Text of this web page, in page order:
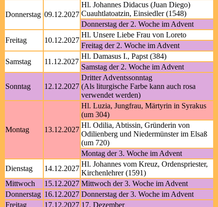
Donnerstag 09.12.2027
Hl. Johannes Didacus (Juan Diego)
Cuauhtlatoatzin, Einsiedler (1548)
Donnerstag der 2. Woche im Advent
Freitag
10.12.2027
Hl. Unsere Liebe Frau von Loreto
Freitag der 2. Woche im Advent
Samstag
11.12.2027
Hl. Damasus I., Papst (384)
Samstag der 2. Woche im Advent
Sonntag 12.12.2027
Dritter Adventssonntag
(Als liturgische Farbe kann auch rosa
verwendet werden)
Montag 13.12.2027
Hl. Luzia, Jungfrau, Märtyrin in Syrakus
(um 304)
Hl. Odilia, Abtissin, Gründerin von
Odilienberg und Niedermünster im Elsaß
(um 720)
Montag der 3. Woche im Advent
Dienstag
14.12.2027
Hl. Johannes vom Kreuz, Ordenspriester,
Kirchenlehrer (1591)
Mittwoch
15.12.2027 Mittwoch der 3. Woche im Advent
Donnerstag 16.12.2027 Donnerstag der 3. Woche im Advent
Freitag
17.12.2027 17. Dezember